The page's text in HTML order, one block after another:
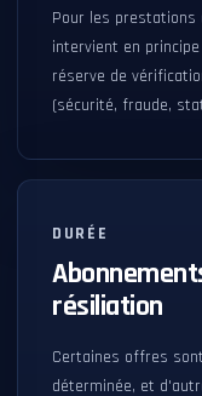
Pour les prestations
intervient en
réserve de
(sécurité, fraude,
DURÉE
résiliation
Certaines offres
déterminée, et